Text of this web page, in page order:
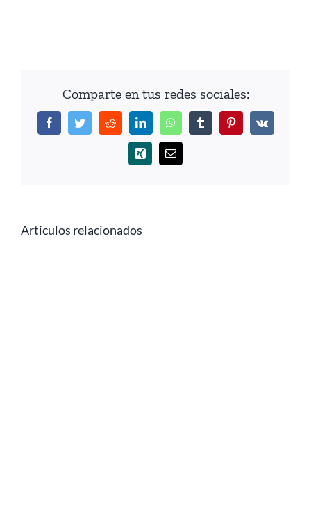
Comparte en tus redes sociales:
FacebookTwitterRedditLinkedInWhatsAppTumblrPinterestVk
Xing
Correo
electrónico
Artículos relacionados